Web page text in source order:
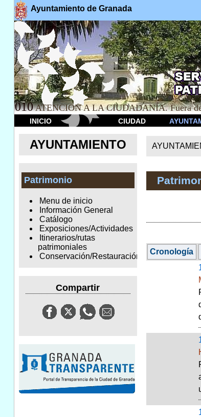
Ayuntamiento de Granada
010 ATENCION A LA CIUDADANÍA. Fuera
INICIO CIUDAD
AYUNTAMIENTO
Patrimonio
Menu de inicio
Información General
Catálogo
Exposiciones/Actividades
Itinerarios/rutas
patrimoniales
Conservación/Restauración
Compartir
Cronología